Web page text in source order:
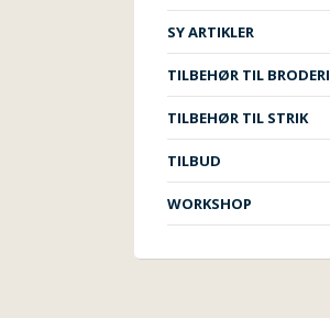
SY ARTIKLER
TILBEHØR TIL BRODERI
TILBEHØR TIL STRIK
TILBUD
WORKSHOP